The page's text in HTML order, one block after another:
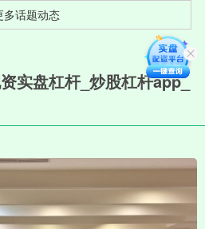
多话题动态
实盘杠杆_炒股杠杆app_